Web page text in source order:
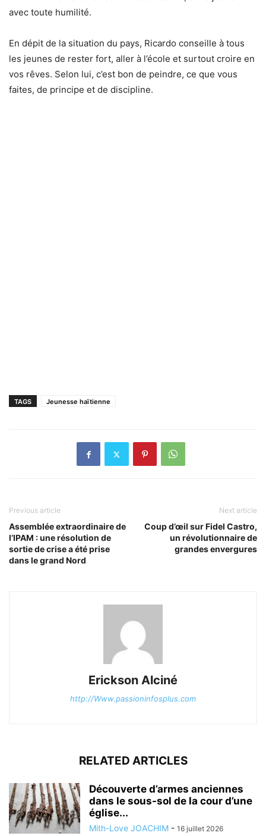
avec toute humilité.
En dépit de la situation du pays, Ricardo conseille à tous
les jeunes de rester fort, aller à l’école et surtout croire en
vos rêves. Selon lui, c’est bon de peindre, ce que vous
faites, de principe et de discipline.
TAGS Jeunesse haïtienne
Previous article
Assemblée extraordinaire de
l’IPAM : une résolution de
sortie de crise a été prise
dans le grand Nord
Next article
Coup d’œil sur Fidel Castro,
un révolutionnaire de
grandes envergures
Erickson Alciné
http://Www.passioninfosplus.com
RELATED ARTICLES
Découverte d’armes anciennes
dans le sous-sol de la cour d’une
église...
Mith-Love JOACHIM - 16 juillet 2026